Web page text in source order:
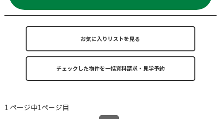
お気に入りリストを見る
1 ページ中1ページ目